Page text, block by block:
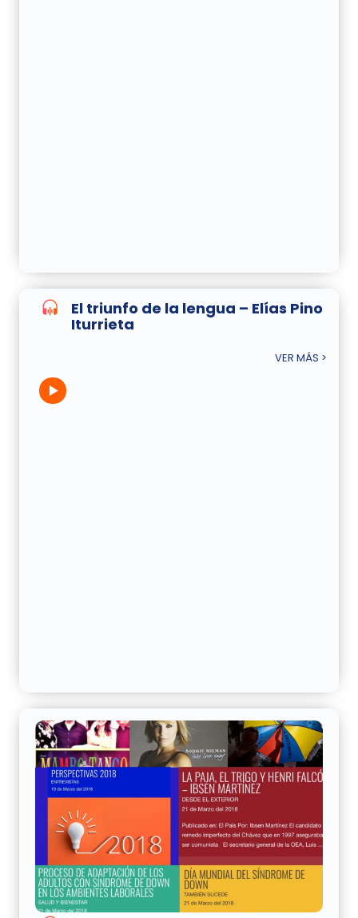
El triunfo de la lengua – Elías Pino
Iturrieta
VER MÁS >